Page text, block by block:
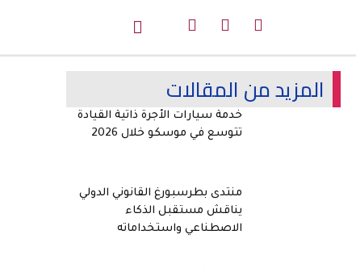
المزيد من المقالات
خدمة سيارات الأجرة ذاتية القيادة
تتوسع في موسكو خلال 2026
منتدى بطرسبورغ القانوني الدولي
يناقش مستقبل الذكاء
الاصطناعي واستخداماته